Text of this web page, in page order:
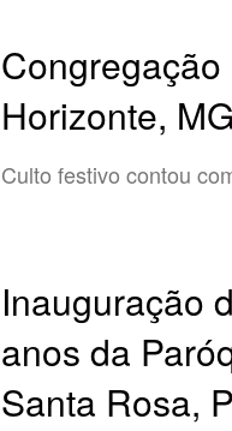
Horizonte,
Culto festivo contou
Inauguração
anos da
Santa Rosa,